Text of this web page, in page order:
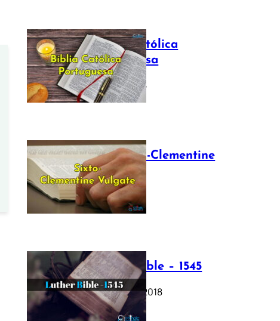
Bíblia Católica
Portuguesa
July 16, 2025
The Sixto-Clementine
Vulgate
July 12, 2025
Luther Bible – 1545
October 17, 2018